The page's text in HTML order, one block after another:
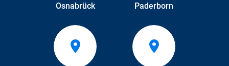
Osnabrück Paderborn